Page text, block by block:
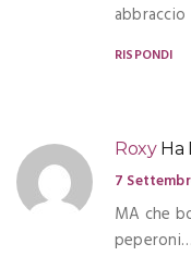
abbraccio
RISPONDI
Roxy Ha
7
MA che